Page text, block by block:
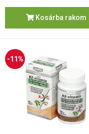
Kosárba rakom
-11%